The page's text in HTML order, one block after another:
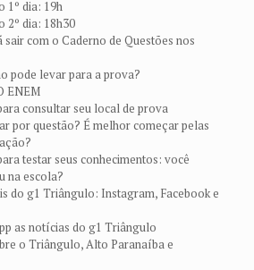
1º dia: 19h
2º dia: 18h30
com o Caderno de Questões nos
pode levar para a prova?
ENEM
consultar seu local de prova
por questão? É melhor começar pelas
testar seus conhecimentos: você
na escola?
do g1 Triângulo: Instagram, Facebook e
as notícias do g1 Triângulo
o Triângulo, Alto Paranaíba e